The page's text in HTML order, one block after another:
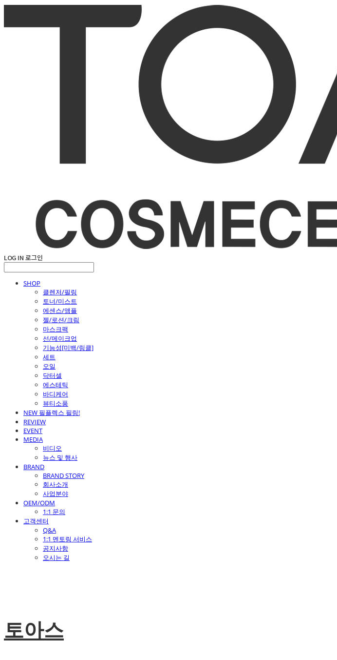
LOG IN 로그인
SHOP
클렌저/필링
토너/미스트
에센스/앰플
젤/로션/크림
마스크팩
선/메이크업
기능성[미백/링클]
세트
오일
닥터셀
에스테틱
바디케어
뷰티소품
NEW 필플렉스 필링!
REVIEW
EVENT
MEDIA
비디오
뉴스 및 행사
BRAND
BRAND STORY
회사소개
사업분야
OEM/ODM
1:1 문의
고객센터
Q&A
1:1 멘토링 서비스
공지사항
오시는 길
토아스